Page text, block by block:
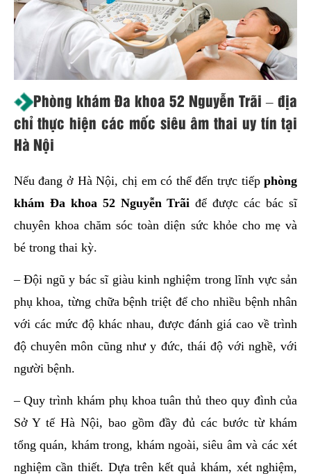
Phòng khám Đa khoa 52 Nguyễn Trãi – địa
chỉ thực hiện các mốc siêu âm thai uy tín tại
Hà Nội
Nếu đang ở Hà Nội, chị em có thể đến trực tiếpphòng
khám Đa khoa 52 Nguyễn Trãi để được các bác sĩ
chuyên khoa chăm sóc toàn diện sức khỏe cho mẹ và
bé trong thai kỳ.
– Đội ngũ y bác sĩ giàu kinh nghiệm trong lĩnh vực sản
phụ khoa, từng chữa bệnh triệt để cho nhiều bệnh nhân
với các mức độ khác nhau, được đánh giá cao về trình
độ chuyên môn cũng như y đức, thái độ với nghề, với
người bệnh.
– Quy trình khám phụ khoa tuân thủ theo quy đình của
Sở Y tế Hà Nội, bao gồm đầy đủ các bước từ khám
tổng quán, khám trong, khám ngoài, siêu âm và các xét
nghiệm cần thiết. Dựa trên kết quả khám, xét nghiệm,